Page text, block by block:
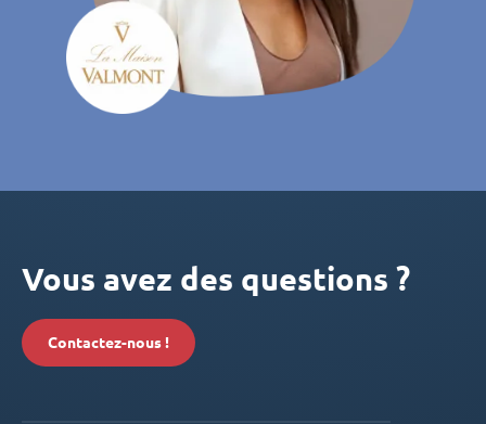
Vous avez des questions ?
Contactez-nous !